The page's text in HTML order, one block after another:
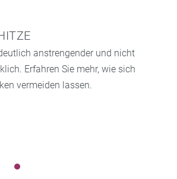
anstrengender und nicht
Erfahren Sie mehr, wie sich
vermeiden lassen.